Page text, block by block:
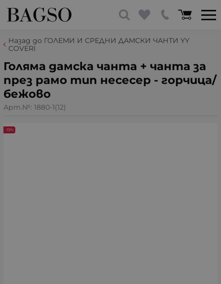
Назад до ГОЛЕМИ И СРЕДНИ ДАМСКИ ЧАНТИ YY
COVERI
Голяма дамска чанта + чанта за
през рамо тип несесер - горчица/
бежово
Арт.№: 1880-1(12)
-19%